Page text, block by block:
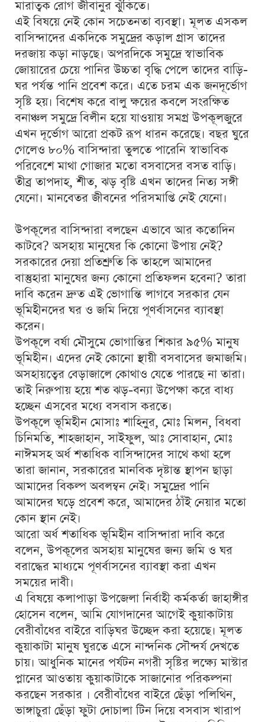
মারাত্বক রোগ জীবানুর ঝুঁকিতে।
এই বিষয়ে নেই কোন সচেতনতা ব্যবস্থা। মূলত এসকল
বাসিন্দাদের একদিকে সমুদ্রের কড়াল গ্রাস তাদের
দরজায় কড়া নাড়ছে। অপরদিকে সমুদ্রে স্বাভাবিক
জোয়ারের চেয়ে পানির উচ্চতা বৃদ্ধি পেলে তাদের বাড়ি-
ঘর পর্যন্ত পানি প্রবেশ করে। এতে চরম এক জনদূর্ভোগ
সৃষ্টি হয়। বিশেষ করে বালু ক্ষয়ের কবলে সংরক্ষিত
বনাঞ্চল সমুদ্রে বিলীন হয়ে যাওয়ায় সমগ্র উপকূলজুরে
এখন দূর্ভোগ আরো প্রকট রূপ ধারন করেছে। বছর ঘুরে
গেলেও ৮০% বাসিন্দারা তুলতে পারেনি স্বাভাবিক
পরিবেশে মাথা গোজার মতো বসবাসের বসত বাড়ি।
তীব্র তাপদাহ, শীত, ঝড় বৃষ্টি এখন তাদের নিত্য সঙ্গী
যেনো। মানবেতর জীবনের পরিসমাপ্তি নেই যেনো।
উপকূলের বাসিন্দারা বলছেন এভাবে আর কতোদিন
কাটবে? অসহায় মানুষের কি কোনো উপায় নেই?
সরকারের দেয়া প্রতিশ্রুতি কি তাহলে আমাদের
বাস্তুহারা মানুষের জন্য কোনো প্রতিফলন হবেনা? তারা
দাবি করেন দ্রুত এই ভোগান্তি লাগবে সরকার যেন
ভূমিহীনদের ঘর ও জমি দিয়ে পূণর্বাসনের ব্যাবস্থা
করেন।
উপকূলে বর্ষা মৌসুমে ভোগান্তির শিকার ৯৫% মানুষ
ভূমিহীন। এদের নেই কোনো স্থায়ী বসবাসের জমাজমি।
অসহায়ত্বের বেড়াজালে কোথাও যেতে পারছে না তারা।
তাই নিরুপায় হয়ে শত ঝড়-বন্যা উপেক্ষা করে বাধ্য
হচ্ছেন এসবের মধ্যে বসবাস করতে।
উপকূলে ভূমিহীন মোসাঃ শাহিনুর, মোঃ মিলন, বিধবা
চিনিমতি, শাহজাহান, সাইফুল, আঃ সোবাহান, মোঃ
নাঈমসহ অর্ধ শতাধিক বাসিন্দাদের সাথে কথা হলে
তারা জানান, সরকারের মানবিক দৃষ্টান্ত স্থাপন ছাড়া
আমাদের বিকল্প অবলম্বন নেই। সমুদ্রের পানি
আমাদের ঘড়ে প্রবেশ করে, আমাদের ঠাঁই নেয়ার মতো
কোন স্থান নেই।
আরো অর্ধ শতাধিক ভূমিহীন বাসিন্দারা দাবি করে
বলেন, উপকূলের অসহায় মানুষের জন্য জমি ও ঘর
বরাদ্ধের মাধ্যমে পূণর্বাসনের ব্যাবস্থা করা এখন
সময়ের দাবী।
এ বিষয়ে কলাপাড়া উপজেলা নির্বাহী কর্মকর্তা জাহাঙ্গীর
হোসেন বলেন, আমি যোগদানের আগেই কুয়াকাটায়
বেরীবাঁধের বাইরে বাড়িঘর উচ্ছেদ করা হয়েছে। মূলত
কুয়াকাটা মানুষ ঘুরতে এসে নান্দনিক সৌন্দর্য দেখতে
চায়। আধুনিক মানের পর্যটন নগরী সৃষ্টির লক্ষ্যে মাস্টার
প্লানের আওতায় কুয়াকাটাকে সাজানোর পরিকল্পনা
করছেন সরকার । বেরীবাঁধের বাইরে ছেঁড়া পলিথিন,
ভাঙ্গাচুরা ছেঁড়া ফুটা দোচালা টিন দিয়ে বসবাস খারাপ